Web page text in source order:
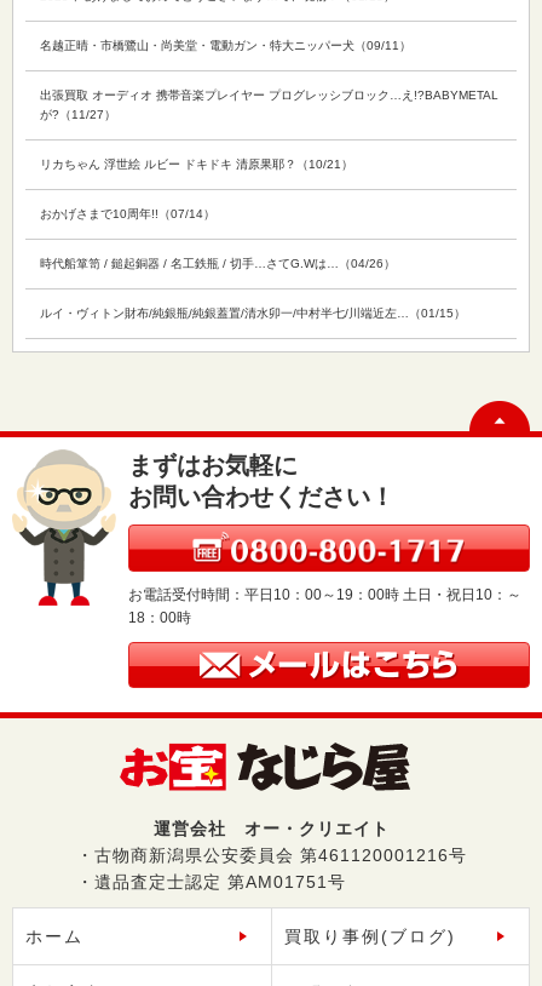
名越正晴・市橋鷺山・尚美堂・電動ガン・特大ニッパー犬（09/11）
出張買取 オーディオ 携帯音楽プレイヤー プログレッシブロック…え!?BABYMETAL
が?（11/27）
リカちゃん 浮世絵 ルビー ドキドキ 清原果耶？（10/21）
おかげさまで10周年!!（07/14）
時代船箪笥 / 鎚起銅器 / 名工鉄瓶 / 切手…さてG.Wは…（04/26）
ルイ・ヴィトン財布/純銀瓶/純銀蓋置/清水卯一/中村半七/川端近左…（01/15）
まずはお気軽に
お問い合わせください！
お電話受付時間：平日10：00～19：00時 土日・祝日10：～
18：00時
運営会社 オー・クリエイト
・古物商新潟県公安委員会 第461120001216号
・遺品査定士認定 第AM01751号
ホーム 買取り事例(ブログ)